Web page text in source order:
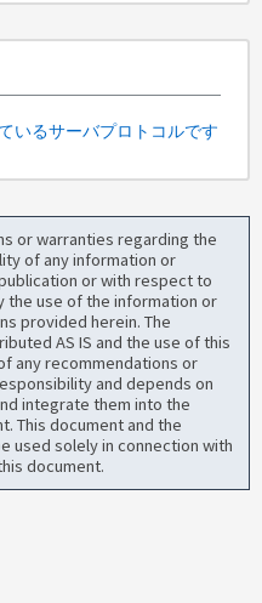
いるサーバプロトコルです
or warranties regarding the
of any information or
or with respect to
the use of the information or
provided herein. The
AS IS and the use of this
any recommendations or
and depends on
integrate them into the
This document and the
used solely in connection with
document.